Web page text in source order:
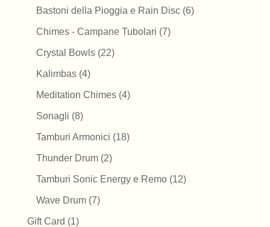
prodotti
Bastoni della Pioggia e Rain Disc 66
Chimes - Campane Tubolari 77
Crystal Bowls 2222
Kalimbas 44
prodotti
Meditation Chimes 44
Sonagli 88
prodotti
Tamburi Armonici 1818
Thunder Drum 22
Tamburi Sonic Energy e Remo 1212
Wave Drum 77
Gift Card 11